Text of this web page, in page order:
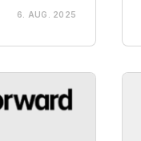
6. AUG. 2025